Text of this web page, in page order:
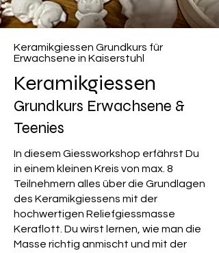
Keramikgiessen Grundkurs für
Erwachsene in Kaiserstuhl
Keramikgiessen
Grundkurs Erwachsene &
Teenies
In diesem Giessworkshop erfährst Du
in einem kleinen Kreis von max. 8
Teilnehmern alles über die Grundlagen
des Keramikgiessens mit der
hochwertigen Reliefgiessmasse
Keraflott. Du wirst lernen, wie man die
Masse richtig anmischt und mit der